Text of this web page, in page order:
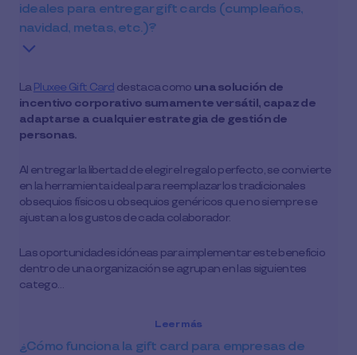
ideales para entregar gift cards (cumpleaños,
navidad, metas, etc.)?
LaPluxee Gift Card destaca como una solución de
incentivo corporativo sumamente versátil, capaz de
adaptarse a cualquier estrategia de gestión de
personas.
Al entregar la libertad de elegir el regalo perfecto, se convierte
en la herramienta ideal para reemplazar los tradicionales
obsequios físicos u obsequios genéricos que no siempre se
ajustan a los gustos de cada colaborador.
Las oportunidades idóneas para implementar este beneficio
dentro de una organización se agrupan en las siguientes
catego…
Leer más
¿Cómo funciona la gift card para empresas de